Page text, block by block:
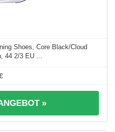
Shoes, Core Black/Cloud
44 2/3 EU ...
»